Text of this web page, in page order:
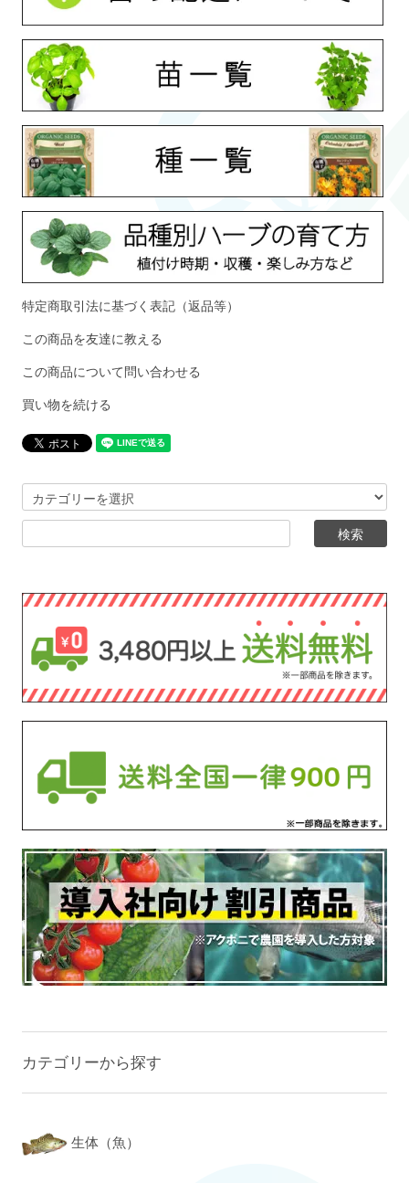
特定商取引法に基づく表記（返品等）
この商品を友達に教える
この商品について問い合わせる
買い物を続ける
カテゴリーから探す
生体（魚）